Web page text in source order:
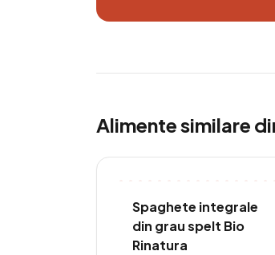
Alimente similare
Spaghete integrale
din grau spelt Bio
Rinatura